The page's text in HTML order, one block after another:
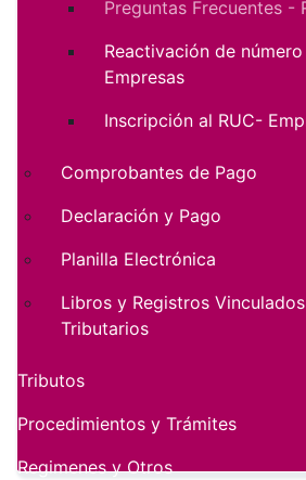
Preguntas Frecuentes -
Reactivación de
Empresas
Inscripción al RUC-
Comprobantes de Pago
Declaración y Pago
Planilla Electrónica
Libros y Registros
Tributarios
Tributos
Procedimientos y Trámites
Regimenes y Otros